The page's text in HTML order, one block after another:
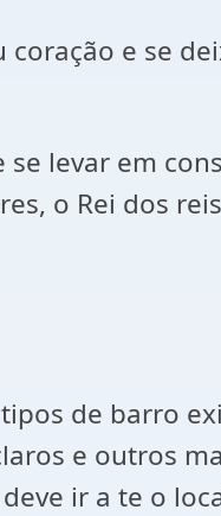
e se
levar em
o Rei dos
de barro
e outros
ir a te o